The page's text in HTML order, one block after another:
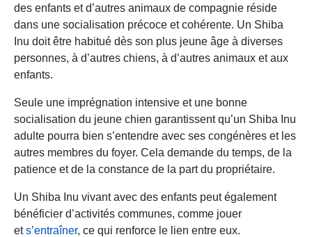
des enfants et d’autres animaux de compagnie réside
dans une socialisation précoce et cohérente. Un Shiba
Inu doit être habitué dès son plus jeune âge à diverses
personnes, à d’autres chiens, à d’autres animaux et aux
enfants.
Seule une imprégnation intensive et une bonne
socialisation du jeune chien garantissent qu’un Shiba Inu
adulte pourra bien s’entendre avec ses congénères et les
autres membres du foyer. Cela demande du temps, de la
patience et de la constance de la part du propriétaire.
Un Shiba Inu vivant avec des enfants peut également
bénéficier d’activités communes, comme jouer
ets’entraîner, ce qui renforce le lien entre eux.